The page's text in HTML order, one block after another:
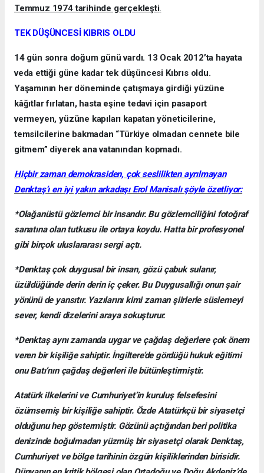
Temmuz 1974 tarihinde gerçekleşti.
TEK DÜŞÜNCESİ KIBRIS OLDU
14 gün sonra doğum günü vardı. 13 Ocak 2012’ta hayata
veda ettiği güne kadar tek düşüncesi Kıbrıs oldu.
Yaşamının her döneminde çatışmaya girdiği yüzüne
kâğıtlar fırlatan, hasta eşine tedavi için pasaport
vermeyen, yüzüne kapıları kapatan yöneticilerine,
temsilcilerine bakmadan “Türkiye olmadan cennete bile
gitmem” diyerek ana vatanından kopmadı.
Hiçbir zaman demokrasiden, çok seslilikten ayrılmayan
Denktaş’ı en iyi yakın arkadaşı Erol Manisalı şöyle özetliyor:
*Olağanüstü gözlemci bir insandır. Bu gözlemciliğini fotoğraf
sanatına olan tutkusu ile ortaya koydu. Hatta bir profesyonel
gibi birçok uluslararası sergi açtı.
*Denktaş çok duygusal bir insan, gözü çabuk sulanır,
üzüldüğünde derin derin iç çeker. Bu Duygusallığı onun şair
yönünü de yansıtır. Yazılarını kimi zaman şiirlerle süslemeyi
sever, kendi dizelerini araya sokuşturur.
*Denktaş aynı zamanda uygar ve çağdaş değerlere çok önem
veren bir kişiliğe sahiptir. İngiltere’de gördüğü hukuk eğitimi
onu Batı’nın çağdaş değerleri ile bütünleştirmiştir.
Atatürk ilkelerini ve Cumhuriyet’in kuruluş felsefesini
özümsemiş bir kişiliğe sahiptir. Özde Atatürkçü bir siyasetçi
olduğunu hep göstermiştir. Gözünü açtığından beri politika
denizinde boğulmadan yüzmüş bir siyasetçi olarak Denktaş,
Cumhuriyet ve bölge tarihinin özgün kişiliklerinden birisidir.